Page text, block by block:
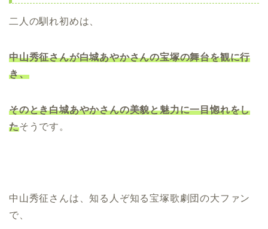
二人の馴れ初めは、
中山秀征さんが白城あやかさんの宝塚の舞台を観に行
き、
そのとき白城あやかさんの美貌と魅力に一目惚れをし
たそうです。
中山秀征さんは、知る人ぞ知る宝塚歌劇団の大ファン
で、